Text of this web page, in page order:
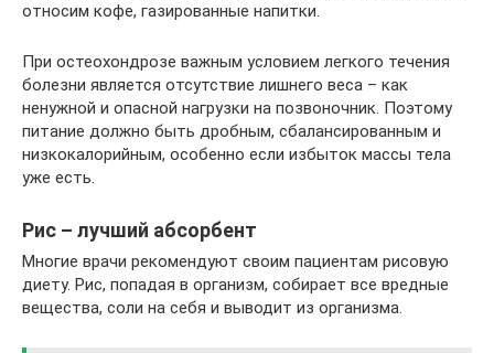
относим кофе, газированные напитки.
При остеохондрозе важным условием легкого течения
болезни является отсутствие лишнего веса – как
ненужной и опасной нагрузки на позвоночник. Поэтому
питание должно быть дробным, сбалансированным и
низкокалорийным, особенно если избыток массы тела
уже есть.
Рис – лучший абсорбент
Многие врачи рекомендуют своим пациентам рисовую
диету. Рис, попадая в организм, собирает все вредные
вещества, соли на себя и выводит из организма.